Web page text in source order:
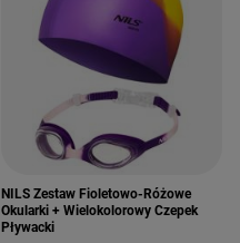
NILS Zestaw Fioletowo-Różowe
Okularki + Wielokolorowy Czepek
Pływacki